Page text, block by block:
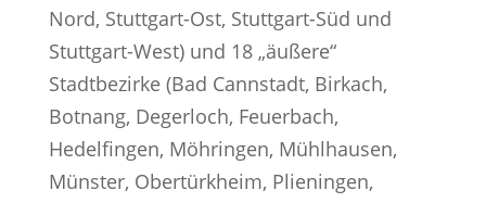
Nord, Stuttgart-Ost, Stuttgart-Süd und
Stuttgart-West) und 18 „äußere“
Stadtbezirke (Bad Cannstadt, Birkach,
Botnang, Degerloch, Feuerbach,
Hedelfingen, Möhringen, Mühlhausen,
Münster, Obertürkheim, Plieningen,